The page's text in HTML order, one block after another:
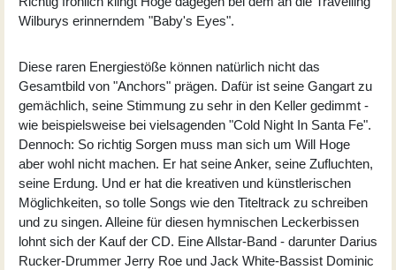
Wilburys erinnerndem "Baby's Eyes".
Diese raren Energiestöße können natürlich nicht das
Gesamtbild von "Anchors" prägen. Dafür ist seine Gangart zu
gemächlich, seine Stimmung zu sehr in den Keller gedimmt -
wie beispielsweise bei vielsagenden "Cold Night In Santa Fe".
Dennoch: So richtig Sorgen muss man sich um Will Hoge
aber wohl nicht machen. Er hat seine Anker, seine Zufluchten,
seine Erdung. Und er hat die kreativen und künstlerischen
Möglichkeiten, so tolle Songs wie den Titeltrack zu schreiben
und zu singen. Alleine für diesen hymnischen Leckerbissen
lohnt sich der Kauf der CD. Eine Allstar-Band - darunter Darius
Rucker-Drummer Jerry Roe und Jack White-Bassist Dominic